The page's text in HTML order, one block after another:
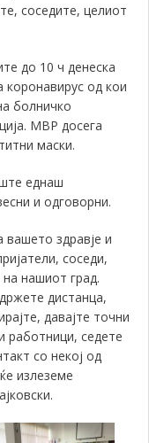
соседите, целиот
до 10 ч денеска
од кои
болничко
МВР досега
маски.
еднаш
и одговорни.
вашето здравје и
соседи,
нашиот град.
дистанца,
давајте точни
работници, седете
со некој од
излеземе